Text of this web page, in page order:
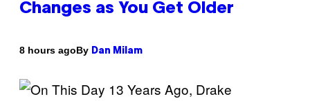
Changes as You Get Older
8 hours agoBy Dan Milam